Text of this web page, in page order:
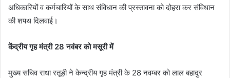
अधिकारियों व कर्मचारियों के साथ संविधान की प्रस्तावना को दोहरा कर संविधान
की शपथ दिलवाई।
केंद्रीय गृह मंत्री28नवंबर को मसूरी में
मुख्य सचिव राधा रतूड़ी ने केन्द्रीय गृह मंत्री के 28 नवम्बर को लाल बहादुर